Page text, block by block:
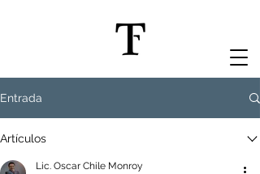
Entrada
Artículos
Lic. Oscar Chile Monroy